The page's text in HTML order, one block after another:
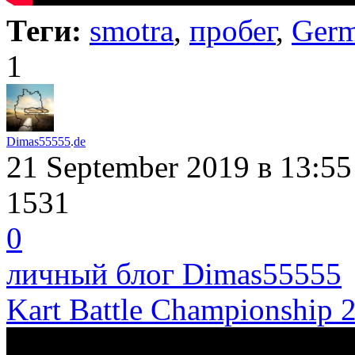
Теги: smotra, пробег,
1
Dimas55555.de
21 September 2019 в 13:55
1531
0
личный блог Dimas55555
Kart Battle Championship